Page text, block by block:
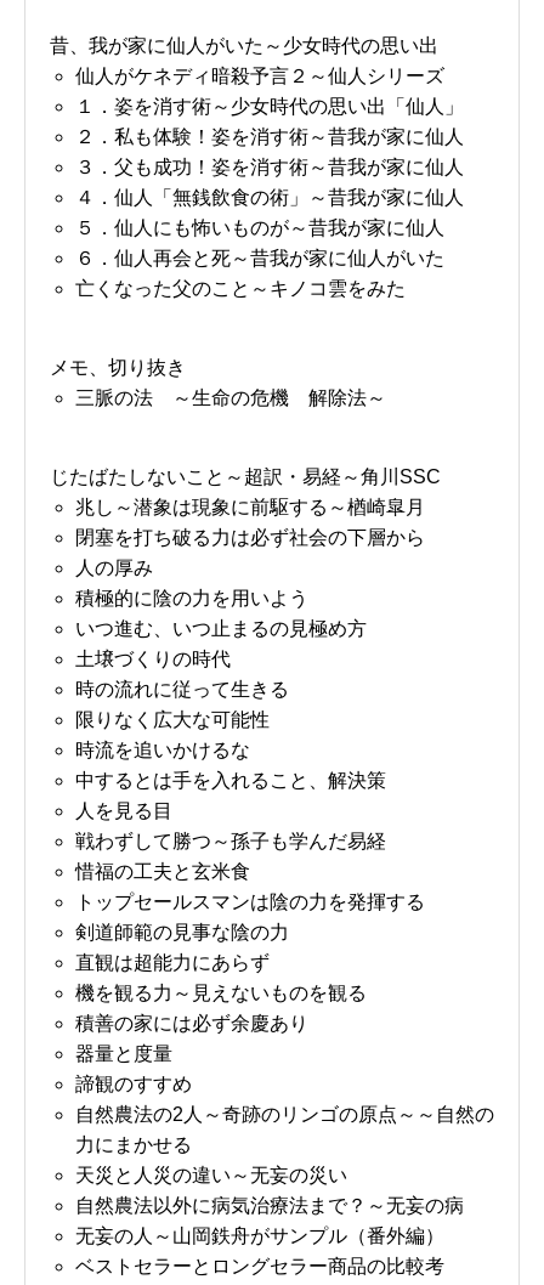
昔、我が家に仙人がいた～少女時代の思い出
仙人がケネディ暗殺予言２～仙人シリーズ
１．姿を消す術～少女時代の思い出「仙人」
２．私も体験！姿を消す術～昔我が家に仙人
３．父も成功！姿を消す術～昔我が家に仙人
４．仙人「無銭飲食の術」～昔我が家に仙人
５．仙人にも怖いものが～昔我が家に仙人
６．仙人再会と死～昔我が家に仙人がいた
亡くなった父のこと～キノコ雲をみた
メモ、切り抜き
三脈の法 ～生命の危機 解除法～
じたばたしないこと～超訳・易経～角川SSC
兆し～潜象は現象に前駆する～楢崎皐月
閉塞を打ち破る力は必ず社会の下層から
人の厚み
積極的に陰の力を用いよう
いつ進む、いつ止まるの見極め方
土壌づくりの時代
時の流れに従って生きる
限りなく広大な可能性
時流を追いかけるな
中するとは手を入れること、解決策
人を見る目
戦わずして勝つ～孫子も学んだ易経
惜福の工夫と玄米食
トップセールスマンは陰の力を発揮する
剣道師範の見事な陰の力
直観は超能力にあらず
機を観る力～見えないものを観る
積善の家には必ず余慶あり
器量と度量
諦観のすすめ
自然農法の2人～奇跡のリンゴの原点～～自然の
力にまかせる
天災と人災の違い～无妄の災い
自然農法以外に病気治療法まで？～无妄の病
无妄の人～山岡鉄舟がサンプル（番外編）
ベストセラーとロングセラー商品の比較考